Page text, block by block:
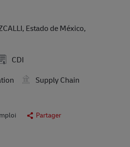
Estado de México,
CDI
Supply Chain
Partager